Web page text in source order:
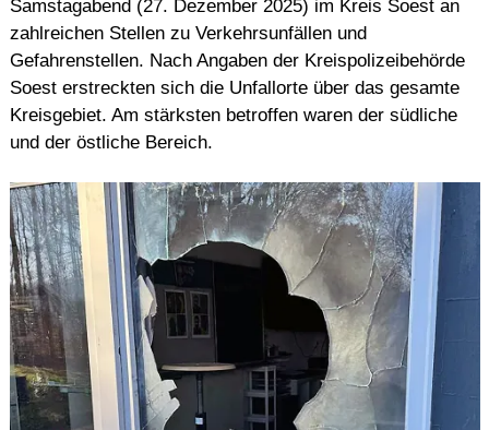
Samstagabend (27. Dezember 2025) im Kreis Soest an
zahlreichen Stellen zu Verkehrsunfällen und
Gefahrenstellen. Nach Angaben der Kreispolizeibehörde
Soest erstreckten sich die Unfallorte über das gesamte
Kreisgebiet. Am stärksten betroffen waren der südliche
und der östliche Bereich.